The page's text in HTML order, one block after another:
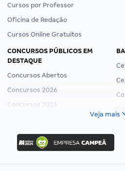
Cursos por Professor
Oficina de Redação
Cursos Online Gratuitos
CONCURSOS PÚBLICOS EM
DESTAQUE
Concursos Abertos
Concursos 2026
Concursos 2025
Concurso Nacional Unificado
Concurso Ibama
Concurso MPU
Editais publicados
Veja mais